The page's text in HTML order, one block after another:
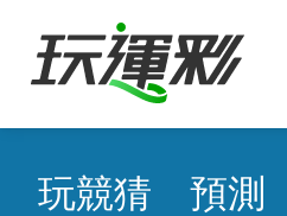
玩競猜 預測